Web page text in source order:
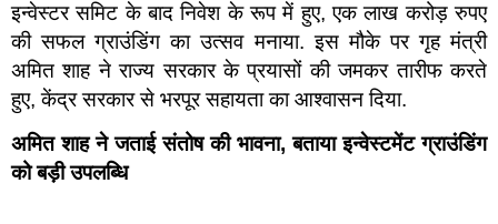
इन्वेस्टर समिट के बाद निवेश के रूप में हुए, एक लाख करोड़ रुपए
की सफल ग्राउंडिंग का उत्सव मनाया. इस मौके पर गृह मंत्री
अमित शाह ने राज्य सरकार के प्रयासों की जमकर तारीफ करते
हुए, केंद्र सरकार से भरपूर सहायता का आश्वासन दिया.
अमित शाह ने जताई संतोष की भावना,बताया इन्वेस्टमेंट ग्राउंडिंग
को बड़ी उपलब्धि